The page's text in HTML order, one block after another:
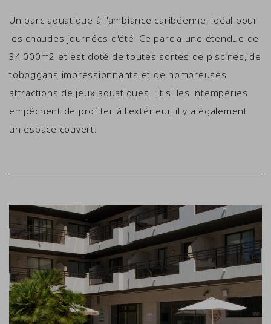
Un parc aquatique à l'ambiance caribéenne, idéal pour
les chaudes journées d'été. Ce parc a une étendue de
34.000m2 et est doté de toutes sortes de piscines, de
toboggans impressionnants et de nombreuses
attractions de jeux aquatiques. Et si les intempéries
empêchent de profiter à l'extérieur, il y a également
un espace couvert.
Link to Larger Item Photo, ListItemCarouselImage1